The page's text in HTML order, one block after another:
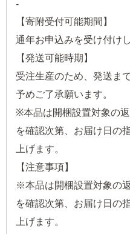
-
【寄附受付可能期間】
通年お申込みを受け付け
【発送可能時期】
受注生産のため、発送ま
予めご了承願います。
※本品は開梱設置対象の
を確認次第、お届け日の
上げます。
【注意事項】
※本品は開梱設置対象の
を確認次第、お届け日の
上げます。